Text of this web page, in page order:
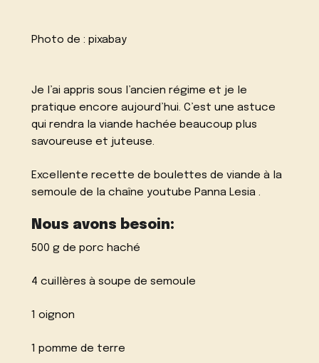
Photo de :pixabay
Je l’ai appris sous l’ancien régime et je le
pratique encore aujourd’hui. C’est une astuce
qui rendra la viande hachée beaucoup plus
savoureuse et juteuse.
Excellente recette de boulettes de viande à la
semoule de la chaîne youtube Panna Lesia .
Nous avons besoin:
500 g de porc haché
4 cuillères à soupe de semoule
1 oignon
1 pomme de terre